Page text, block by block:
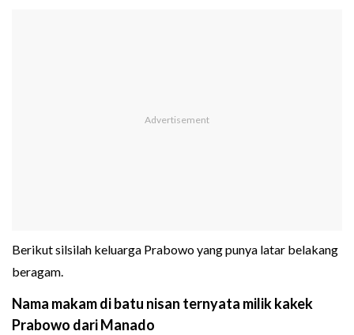
Berikut silsilah keluarga Prabowo yang punya latar belakang
beragam.
Nama makam di batu nisan ternyata milik kakek
Prabowo dari Manado